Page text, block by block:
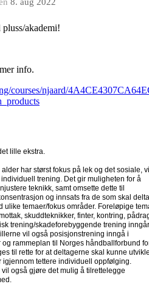
8. aug 2022
akademi!
info.
courses/njaard/
lille ekstra.
har størst fokus på lek og det sosiale,
trening. Det gir muligheten for å
teknikk, samt omsette dette til
og innsats fra de som skal
ulike temaer/fokus områder. Foreløpige
skuddteknikker, finter, kontring,
trening/skadeforebyggende trening inngår
vil også posisjonstrening inngå i
rammeplan til Norges håndballforbund
til rette for at deltagerne skal kunne
tettere individuell oppfølging.
også gjøre det mulig å tilrettelegge